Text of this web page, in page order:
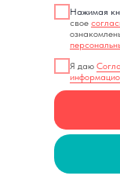
Нажимая
свое
Я даю